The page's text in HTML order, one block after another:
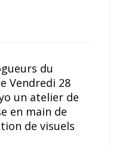
du
Vendredi 28
un atelier de
en main de
de visuels